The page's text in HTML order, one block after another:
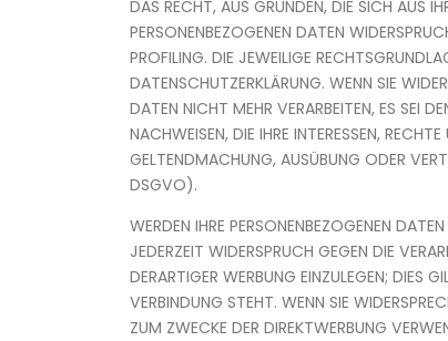
DAS RECHT, AUS GRÜNDEN, DIE SICH AUS
PERSONENBEZOGENEN DATEN
PROFILING. DIE JEWEILIGE
DATENSCHUTZERKLÄRUNG. WENN SIE
DATEN NICHT MEHR VERARBEITEN, ES SEI
NACHWEISEN, DIE IHRE INTERESSEN,
GELTENDMACHUNG, AUSÜBUNG ODER
DSGVO).
WERDEN IHRE PERSONENBEZOGENEN
JEDERZEIT WIDERSPRUCH GEGEN DIE
DERARTIGER WERBUNG EINZULEGEN; DIES
VERBINDUNG STEHT. WENN SIE
ZUM ZWECKE DER DIREKTWERBUNG